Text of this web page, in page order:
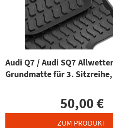
Audi Q7 / Audi SQ7
Grundmatte für 3.
50,00 €
ZUM PRODUKT